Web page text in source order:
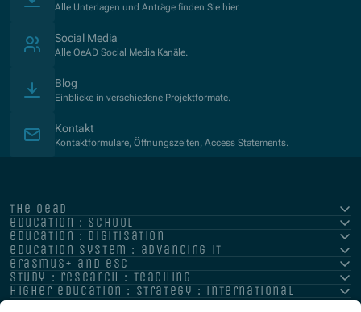
Alle Unterlagen und Anträge finden Sie hier.
Social Media
Alle OeAD Social Media Kanäle.
Blog
Einblicke in verschiedene Projektformate.
Kontakt
Kontaktformulare, Öffnungszeiten, Access Statements.
the oead
education : school
education : digitisation
education system : advancing it
erasmus+ and esc
study : research : teaching
higher education : strategy : international